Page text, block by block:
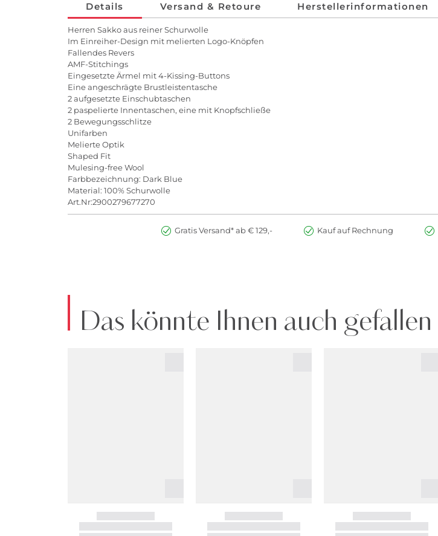
Details Versand & Retoure Herstellerinformationen
Herren Sakko aus reiner Schurwolle
Im Einreiher-Design mit melierten Logo-Knöpfen
Fallendes Revers
AMF-Stitchings
Eingesetzte Ärmel mit 4-Kissing-Buttons
Eine angeschrägte Brustleistentasche
2 aufgesetzte Einschubtaschen
2 paspelierte Innentaschen, eine mit Knopfschließe
2 Bewegungsschlitze
Unifarben
Melierte Optik
Shaped Fit
Mulesing-free Wool
Farbbezeichnung: Dark Blue
Material: 100% Schurwolle
Art.Nr:2900279677270
Gratis Versand* ab € 129,- Kauf auf Rechnung
Das könnte Ihnen auch gefallen